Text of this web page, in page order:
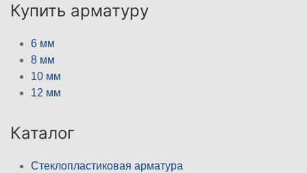
Купить арматуру
6 мм
8 мм
10 мм
12 мм
Каталог
Стеклопластиковая арматура